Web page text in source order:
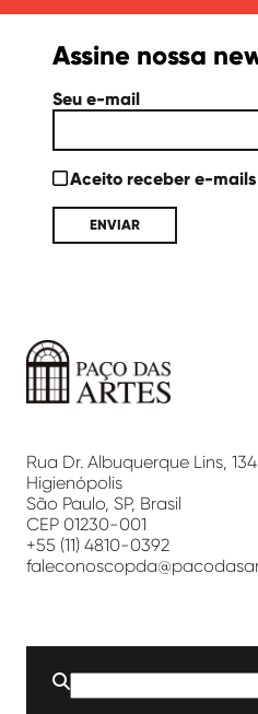
Assine nossa
Seu e-mail
Aceito receber e-
Artes
Rua Dr. Albuquerque Lins,
Higienópolis
São Paulo, SP, Brasil
CEP 01230-001
+55 (11) 4810-0392
Buscar
por: